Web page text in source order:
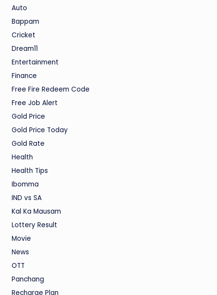
Auto
Bappam
Cricket
Dream11
Entertainment
Finance
Free Fire Redeem Code
Free Job Alert
Gold Price
Gold Price Today
Gold Rate
Health
Health Tips
Ibomma
IND vs SA
Kal Ka Mausam
Lottery Result
Movie
News
OTT
Panchang
Recharge Plan